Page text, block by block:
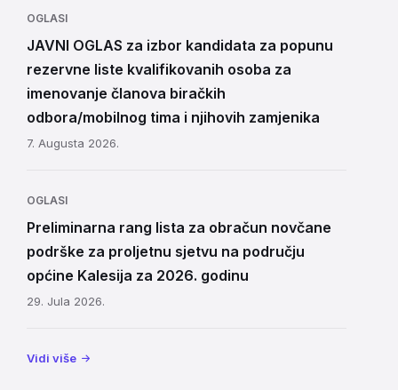
OGLASI
JAVNI OGLAS za izbor kandidata za popunu
rezervne liste kvalifikovanih osoba za
imenovanje članova biračkih
odbora/mobilnog tima i njihovih zamjenika
7. Augusta 2026.
OGLASI
Preliminarna rang lista za obračun novčane
podrške za proljetnu sjetvu na području
općine Kalesija za 2026. godinu
29. Jula 2026.
Vidi više